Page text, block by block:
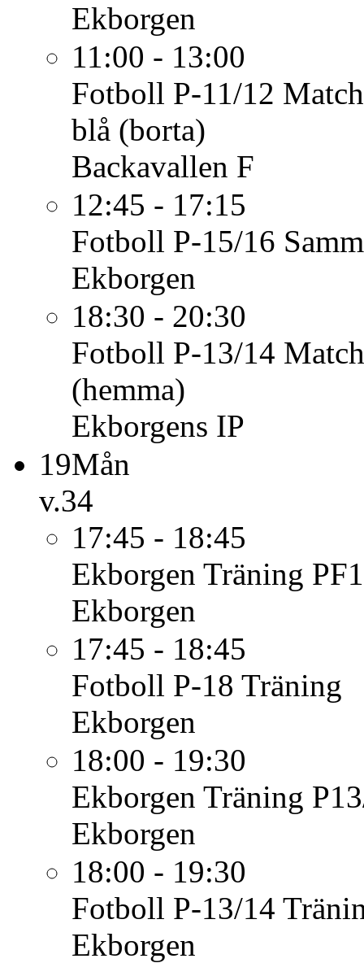
Ekborgen
11:00 - 13:00
Fotboll P-11/12
blå (borta)
Backavallen F
12:45 - 17:15
Fotboll P-15/16
Ekborgen
18:30 - 20:30
Fotboll P-13/14
(hemma)
Ekborgens IP
19Mån
v.34
17:45 - 18:45
Ekborgen Träning
Ekborgen
17:45 - 18:45
Fotboll P-18 Träning
Ekborgen
18:00 - 19:30
Ekborgen Träning
Ekborgen
18:00 - 19:30
Fotboll P-13/14
Ekborgen